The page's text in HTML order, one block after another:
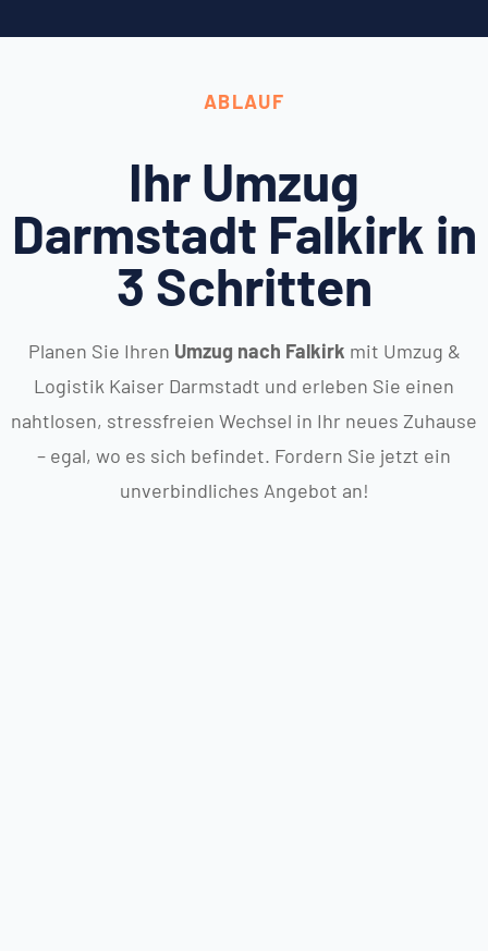
ABLAUF
Ihr Umzug
Darmstadt Falkirk in
3 Schritten
Planen Sie Ihren Umzug nach Falkirk mit Umzug &
Logistik Kaiser Darmstadt und erleben Sie einen
nahtlosen, stressfreien Wechsel in Ihr neues Zuhause
– egal, wo es sich befindet. Fordern Sie jetzt ein
unverbindliches Angebot an!